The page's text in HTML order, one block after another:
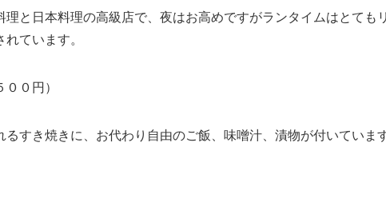
理と日本料理の高級店で、夜はお高めですがランタイムはとても
ています。
００円）
すき焼きに、お代わり自由のご飯、味噌汁、漬物が付いていま